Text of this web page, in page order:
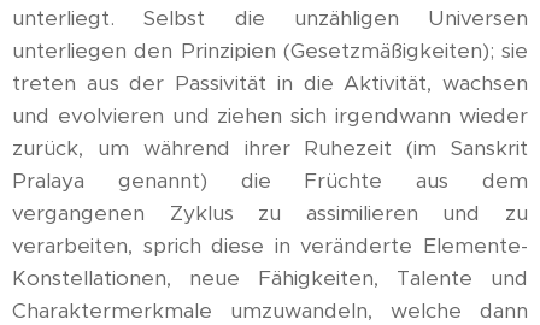
unterliegt. Selbst die unzähligen Universen
unterliegen den Prinzipien (Gesetzmäßigkeiten); sie
treten aus der Passivität in die Aktivität, wachsen
und evolvieren und ziehen sich irgendwann wieder
zurück, um während ihrer Ruhezeit (im Sanskrit
Pralaya genannt) die Früchte aus dem
vergangenen Zyklus zu assimilieren und zu
verarbeiten, sprich diese in veränderte Elemente-
Konstellationen, neue Fähigkeiten, Talente und
Charaktermerkmale umzuwandeln, welche dann